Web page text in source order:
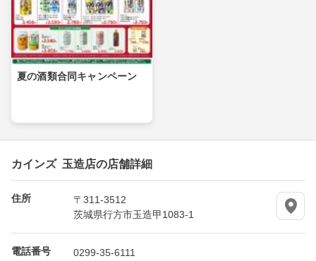
夏の酒類合同キャンペーン
カインズ 玉造店の店舗詳細
住所
〒311-3512
茨城県行方市玉造甲1083-1
電話番号 0299-35-6111